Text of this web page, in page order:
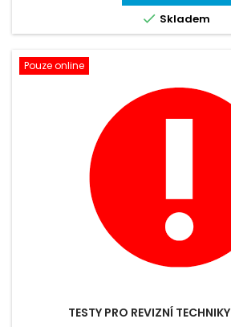
 Skladem
Pouze online
TESTY PRO REVIZNÍ